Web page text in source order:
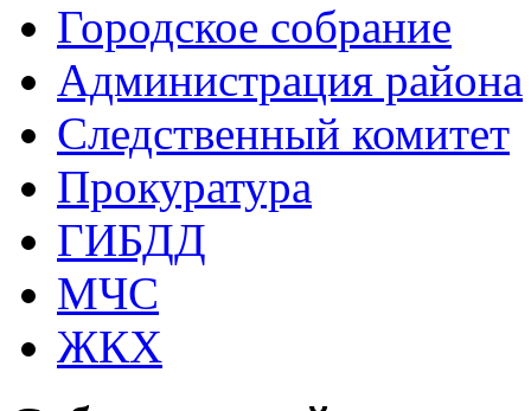
Городское собрание
Администрация района
Следственный комитет
Прокуратура
ГИБДД
МЧС
ЖКХ